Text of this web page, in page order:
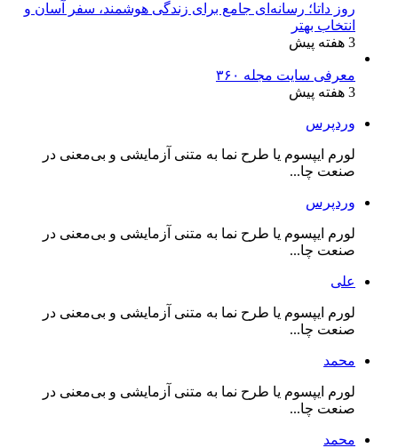
روز داتا؛ رسانه‌ای جامع برای زندگی هوشمند، سفر آسان و
انتخاب بهتر
3 هفته پیش
معرفی سایت مجله ۳۶۰
3 هفته پیش
وردپرس
لورم ایپسوم یا طرح‌ نما به متنی آزمایشی و بی‌معنی در
صنعت چا...
وردپرس
لورم ایپسوم یا طرح‌ نما به متنی آزمایشی و بی‌معنی در
صنعت چا...
علی
لورم ایپسوم یا طرح‌ نما به متنی آزمایشی و بی‌معنی در
صنعت چا...
محمد
لورم ایپسوم یا طرح‌ نما به متنی آزمایشی و بی‌معنی در
صنعت چا...
محمد